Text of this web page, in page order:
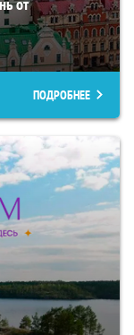
ПОДРОБНЕЕ